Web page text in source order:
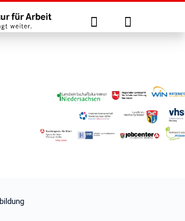
springen
Suche Anmelden